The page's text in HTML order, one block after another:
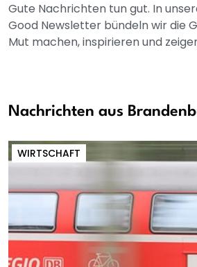
Gute Nachrichten tun gut. In
Good Newsletter bündeln wir die
Mut machen, inspirieren und
Nachrichten aus
WIRTSCHAFT